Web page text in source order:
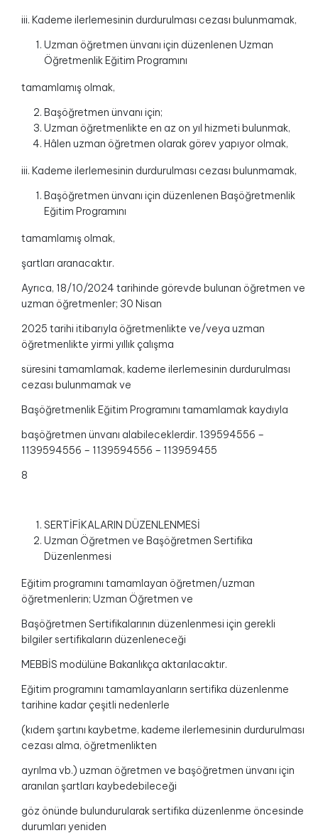
iii. Kademe ilerlemesinin durdurulması cezası bulunmamak,
Uzman öğretmen ünvanı için düzenlenen Uzman
Öğretmenlik Eğitim Programını
tamamlamış olmak,
Başöğretmen ünvanı için;
Uzman öğretmenlikte en az on yıl hizmeti bulunmak,
Hâlen uzman öğretmen olarak görev yapıyor olmak,
iii. Kademe ilerlemesinin durdurulması cezası bulunmamak,
Başöğretmen ünvanı için düzenlenen Başöğretmenlik
Eğitim Programını
tamamlamış olmak,
şartları aranacaktır.
Ayrıca, 18/10/2024 tarihinde görevde bulunan öğretmen ve
uzman öğretmenler; 30 Nisan
2025 tarihi itibarıyla öğretmenlikte ve/veya uzman
öğretmenlikte yirmi yıllık çalışma
süresini tamamlamak, kademe ilerlemesinin durdurulması
cezası bulunmamak ve
Başöğretmenlik Eğitim Programını tamamlamak kaydıyla
başöğretmen ünvanı alabileceklerdir. 139594556 –
1139594556 – 1139594556 – 113959455
8
SERTİFİKALARIN DÜZENLENMESİ
Uzman Öğretmen ve Başöğretmen Sertifika
Düzenlenmesi
Eğitim programını tamamlayan öğretmen/uzman
öğretmenlerin; Uzman Öğretmen ve
Başöğretmen Sertifikalarının düzenlenmesi için gerekli
bilgiler sertifikaların düzenleneceği
MEBBİS modülüne Bakanlıkça aktarılacaktır.
Eğitim programını tamamlayanların sertifika düzenlenme
tarihine kadar çeşitli nedenlerle
(kıdem şartını kaybetme, kademe ilerlemesinin durdurulması
cezası alma, öğretmenlikten
ayrılma vb.) uzman öğretmen ve başöğretmen ünvanı için
aranılan şartları kaybedebileceği
göz önünde bulundurularak sertifika düzenlenme öncesinde
durumları yeniden